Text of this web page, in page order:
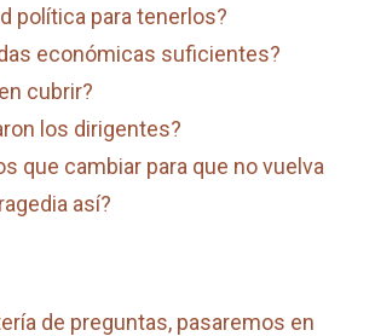
política para tenerlos?
económicas suficientes?
cubrir?
los dirigentes?
que cambiar para que no vuelva
así?
de preguntas, pasaremos en